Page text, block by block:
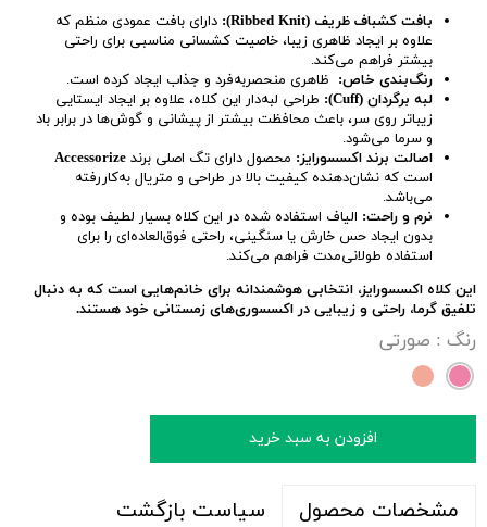
بافت کشباف ظریف (Ribbed Knit):
دارای بافت عمودی منظم که
علاوه بر ایجاد ظاهری زیبا، خاصیت کشسانی مناسبی برای راحتی
بیشتر فراهم می‌کند.
رنگ‌بندی خاص: ظاهری منحصر‌به‌فرد و جذاب ایجاد کرده است.
لبه برگردان (Cuff):
طراحی لبه‌دار این کلاه، علاوه بر ایجاد ایستایی
زیباتر روی سر، باعث محافظت بیشتر از پیشانی و گوش‌ها در برابر باد
و سرما می‌شود.
اصالت برند اکسسورایز: محصول دارای تگ اصلی برندAccessorize
است که نشان‌دهنده کیفیت بالا در طراحی و متریال به‌کار‌رفته
می‌باشد.
نرم و راحت: الیاف استفاده شده در این کلاه بسیار لطیف بوده و
بدون ایجاد حس خارش یا سنگینی، راحتی فوق‌العاده‌ای را برای
استفاده طولانی‌مدت فراهم می‌کند.
این کلاه اکسسورایز، انتخابی هوشمندانه برای خانم‌هایی است که به دنبال
تلفیق گرما، راحتی و زیبایی در اکسسوری‌های زمستانی خود هستند.
رنگ : صورتی
افزودن به سبد خرید
مشخصات محصول
سیاست بازگشت